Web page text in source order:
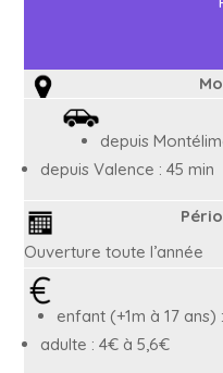
depuis
depuis Valence : 45 min
Ouverture toute l’année
enfant (+1m à 17 ans)
adulte : 4€ à 5,6€